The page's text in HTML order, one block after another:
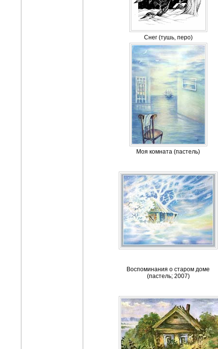
Снег (тушь, перо)
Моя комната (пастель)
Воспоминания о старом доме
(пастель; 2007)